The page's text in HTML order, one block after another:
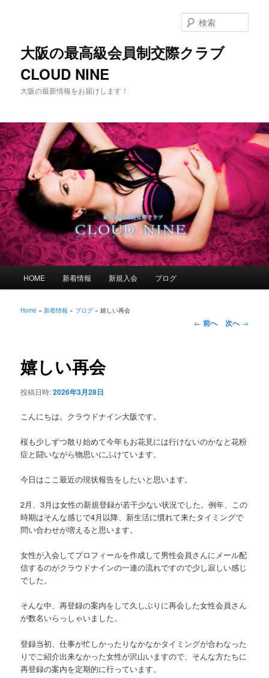
移
動
大阪の最高級会員制交際クラブ
CLOUD NINE
大阪の最新情報をお届けします！
索
HOME 新着情報 新規入会 ブログ
Home »新着情報 » ブログ »嬉しい再会
投
← 前へ 次へ→
嬉しい再会
投稿日時:2026年3月28日
こんにちは。クラウドナイン大阪です。
桜も少しずつ散り始めて今年もお花見には行けないのかなと花粉
症と闘いながら物思いにふけています。
今日はここ最近の現状報告をしたいと思います。
2月、3月は女性の新規登録が若干少ない状況でした。例年、この
時期はそんな感じで4月以降、新生活に慣れて来たタイミングで
問い合わせが増えると思います。
女性が入会してプロフィールを作成して男性会員さんにメール配
信するのがクラウドナインの一連の流れですので少し寂しい感じ
でした。
そんな中、再登録の案内をして久しぶりに再会した女性会員さん
が数名いらっしゃいました。
登録当初、仕事が忙しかったりなかなかタイミングが合わなった
りでご紹介出来なかった女性が沢山いますので、そんな方たちに
再登録の案内を定期的に行っています。